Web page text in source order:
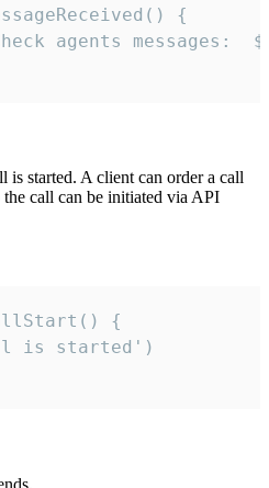
{
is started. A client can order a call
call can be initiated via API
{
is started')